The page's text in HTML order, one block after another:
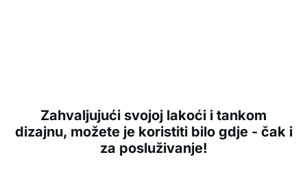
Zahvaljujući svojoj lakoći i tankom
dizajnu, možete je koristiti bilo gdje - čak i
za posluživanje!